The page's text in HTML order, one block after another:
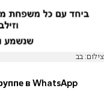
צילום: בב
в WhatsApp